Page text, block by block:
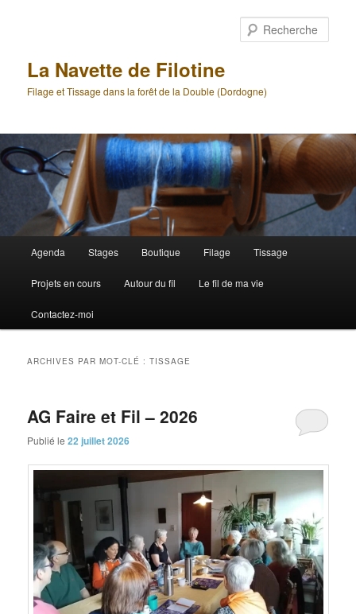
La Navette de Filotine
Filage et Tissage dans la forêt de la Double (Dordogne)
principal
Agenda Stages Boutique Filage Tissage
Projets en cours Autour du fil Le fil de ma vie
Contactez-moi
ARCHIVES PAR MOT-CLÉ :TISSAGE
AG Faire et Fil – 2026
Publié le22 juillet 2026